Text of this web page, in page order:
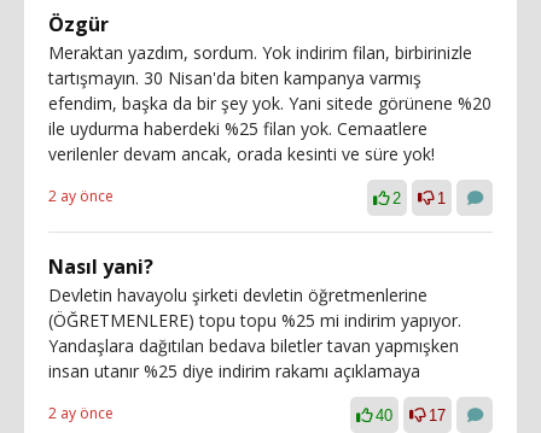
Özgür
Meraktan yazdım, sordum. Yok indirim filan, birbirinizle
tartışmayın. 30 Nisan'da biten kampanya varmış
efendim, başka da bir şey yok. Yani sitede görünene %20
ile uydurma haberdeki %25 filan yok. Cemaatlere
verilenler devam ancak, orada kesinti ve süre yok!
2 ay önce 2 1
Nasıl yani?
Devletin havayolu şirketi devletin öğretmenlerine
(ÖĞRETMENLERE) topu topu %25 mi indirim yapıyor.
Yandaşlara dağıtılan bedava biletler tavan yapmışken
insan utanır %25 diye indirim rakamı açıklamaya
2 ay önce 40 17